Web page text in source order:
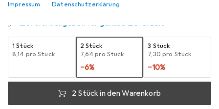
Impressum Datenschutzerklärung
Lieferort angeben für genaue Lieferzeit
1 Stück
EUR
8,14 pro Stück
2 Stück
EUR
7,64 pro Stück
−6%
3 Stück
EUR
7,30 pro Stück
−10%
2 Stück in den Warenkorb